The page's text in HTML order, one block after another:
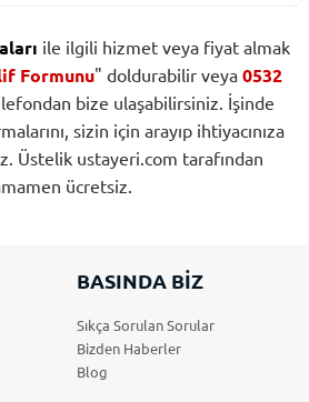
ile ilgili hizmet veya fiyat almak
Formunu" doldurabilir veya 0532
bize ulaşabilirsiniz. İşinde
sizin için arayıp ihtiyacınıza
Üstelik ustayeri.com tarafından
ücretsiz.
BASINDA BİZ
Sıkça Sorulan Sorular
Bizden Haberler
Blog